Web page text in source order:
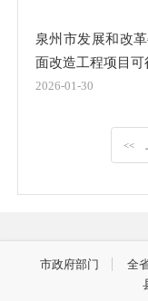
泉州市发展和改
面改造工程项目
2026-01-30
<<
市政府部门 全